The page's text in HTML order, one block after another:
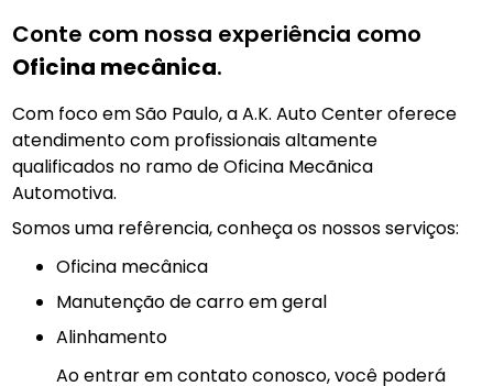
Conte com nossa experiência como
Oficina mecânica.
Com foco em São Paulo, a A.K. Auto Center oferece
atendimento com profissionais altamente
qualificados no ramo de Oficina Mecãnica
Automotiva.
Somos uma refêrencia, conheça os nossos serviços:
Oficina mecânica
manutenção de carro em geral
Alinhamento
Ao entrar em contato conosco, você poderá